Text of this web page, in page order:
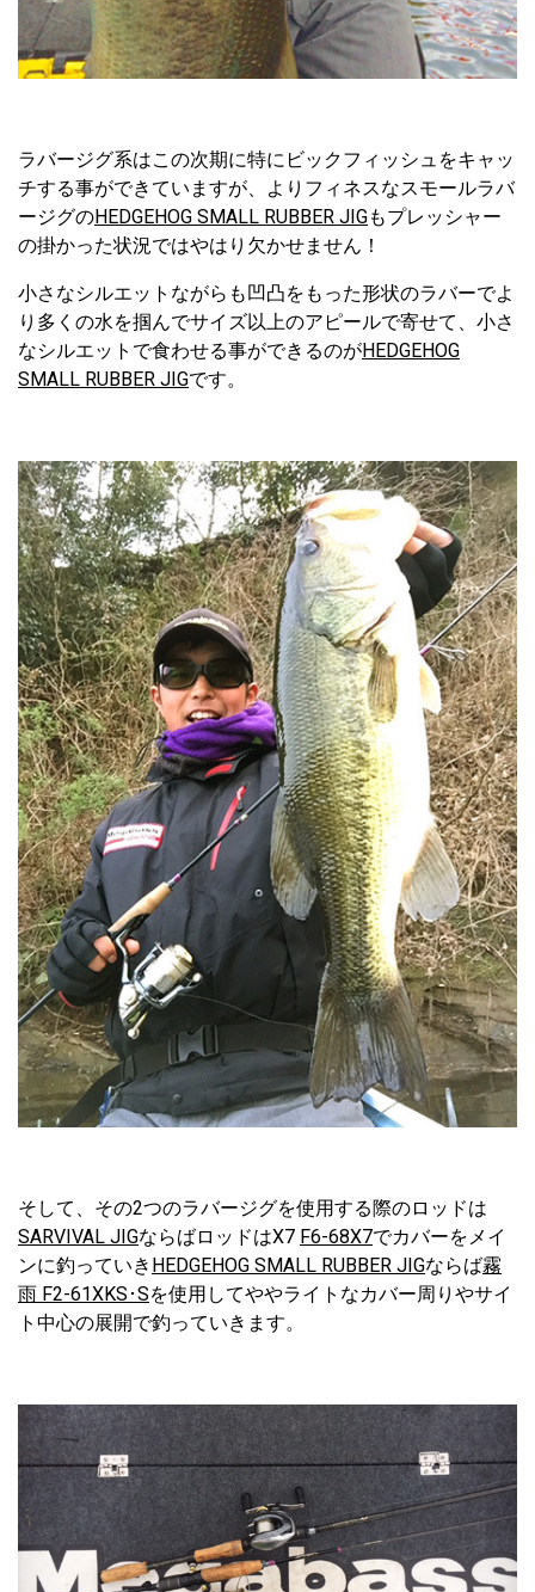
ラバージグ系はこの次期に特にビックフィッシュをキャッ
チする事ができていますが、よりフィネスなスモールラバ
ージグのHEDGEHOG SMALL RUBBER JIGもプレッシャー
の掛かった状況ではやはり欠かせません！
小さなシルエットながらも凹凸をもった形状のラバーでよ
り多くの水を掴んでサイズ以上のアピールで寄せて、小さ
なシルエットで食わせる事ができるのがHEDGEHOG
SMALL RUBBER JIGです。
そして、その2つのラバージグを使用する際のロッドは
SARVIVAL JIGならばロッドはX7 F6-68X7でカバーをメイ
ンに釣っていき HEDGEHOG SMALL RUBBER JIGならば霧
雨 F2-61XKS･Sを使用してややライトなカバー周りやサイ
ト中心の展開で釣っていきます。